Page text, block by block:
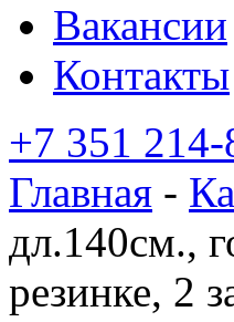
Вакансии
Контакты
+7 351
Главная -
дл.140см.,
резинке, 2